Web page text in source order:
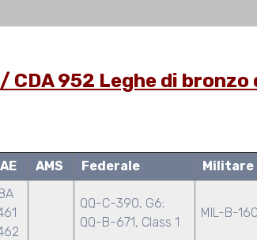
CDA 952 Leghe di
AMS Federale Militare
QQ-C-390, G6;
QQ-B-671, Class 1
MIL-B-